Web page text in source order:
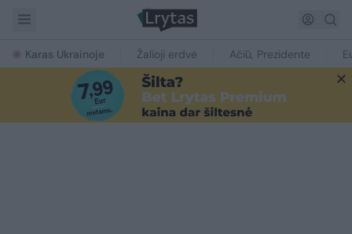
Karas Ukrainoje Žalioji erdvė Ačiū, Prezidente